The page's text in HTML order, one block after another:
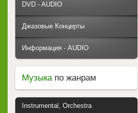
DVD - AUDIO
Джазовые Концерты
Информация - AUDIO
Музыкапо жанрам
Instrumental, Orchestra